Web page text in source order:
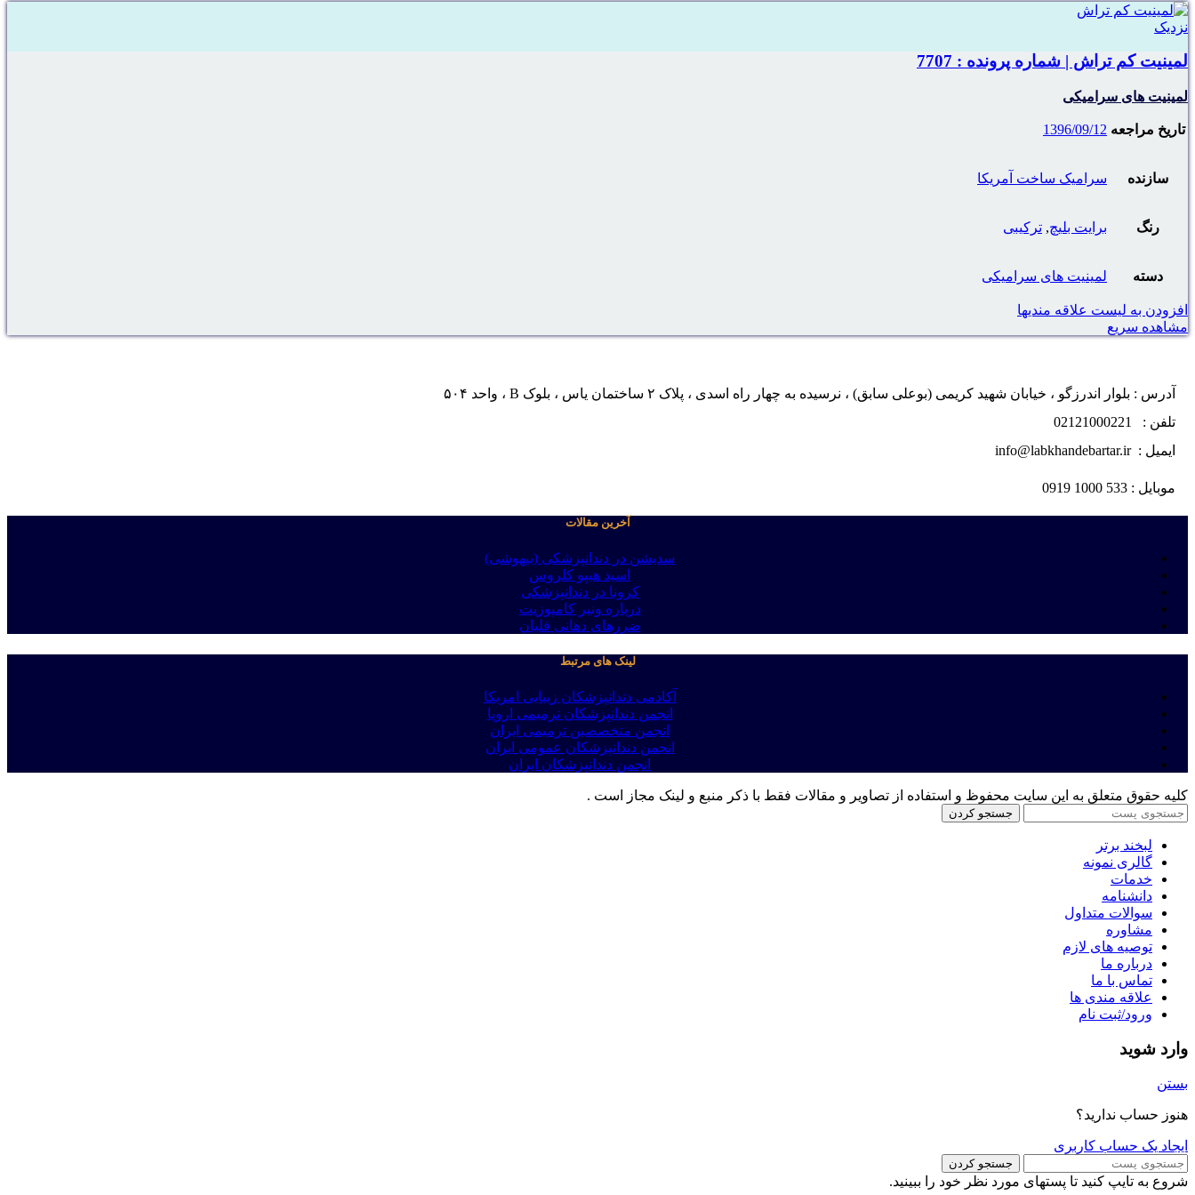
نزدیک
لمینیت کم تراش | شماره پرونده : 7707
لمینیت های سرامیکی
تاریخ مراجعه 1396/09/12
سازنده سرامیک ساخت آمریکا
رنگ برایت بلیچ, ترکیبی
دسته لمینیت های سرامیکی
افزودن به لیست علاقه مندیها
مشاهده سریع
آدرس : بلوار اندرزگو ، خیابان شهید کریمی (بوعلی سابق) ، نرسیده به چهار راه اسدی ، پلاک ۲ ساختمان یاس ، بلوک B ، واحد ۵۰۴
تلفن : 02121000221
ایمیل : info@labkhandebartar.ir
موبایل : 533 1000 0919
آخرین مقالات
سدیشن در دندانپزشکی (بیهوشی)
اسید هیپو کلروس
کرونا در دندانپزشکی
درباره ونیر کامپوزیت
ضررهای دهانی قلیان
لینک های مرتبط
آکادمی دندانپزشکان زیبایی امریکا
انجمن دندانپزشکان ترمیمی اروپا
انجمن متخصصین ترمیمی ایران
انجمن دندانپزشکان عمومی ایران
انجمن دندانپزشکان ایران
کلیه حقوق متعلق به این سایت محفوظ و استفاده از تصاویر و مقالات فقط با ذکر منبع و لینک مجاز است .
جستجو کردن
لبخند برتر
گالری نمونه
خدمات
دانشنامه
سوالات متداول
مشاوره
توصیه های لازم
درباره ما
تماس با ما
علاقه مندی ها
ورود/ثبت نام
وارد شوید
بستن
هنوز حساب ندارید؟
ایجاد یک حساب کاربری
جستجو کردن
شروع به تایپ کنید تا پستهای مورد نظر خود را ببینید.